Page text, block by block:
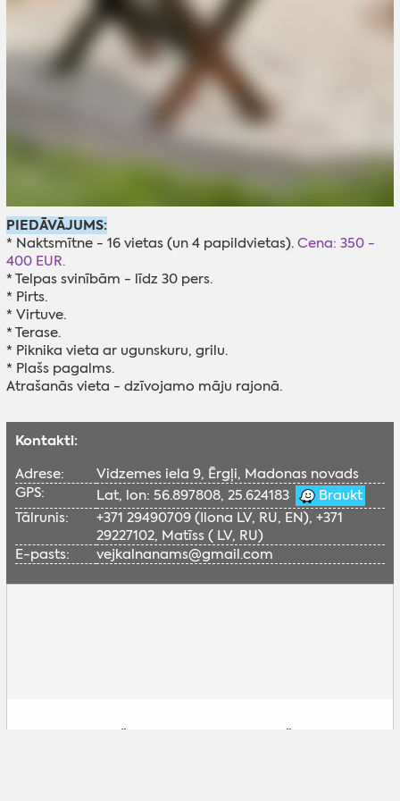
PIEDĀVĀJUMS:
* Naktsmītne - 16 vietas (un 4 papildvietas). Cena: 350 -
400 EUR.
* Telpas svinībām - līdz 30 pers.
* Pirts.
* Virtuve.
* Terase.
* Piknika vieta ar ugunskuru, grilu.
* Plašs pagalms.
Atrašanās vieta - dzīvojamo māju rajonā.
Kontakti:
Adrese:
Vidzemes iela 9, Ērgļi, Madonas novads
GPS:
Lat, lon: 56.897808, 25.624183
Braukt
Tālrunis:
+371 29490709 (Ilona LV, RU, EN), +371
29227102, Matīss ( LV, RU)
E-pasts:
vejkalnanams@gmail.com
Lai skatītu šo Google karti, nepieciešams